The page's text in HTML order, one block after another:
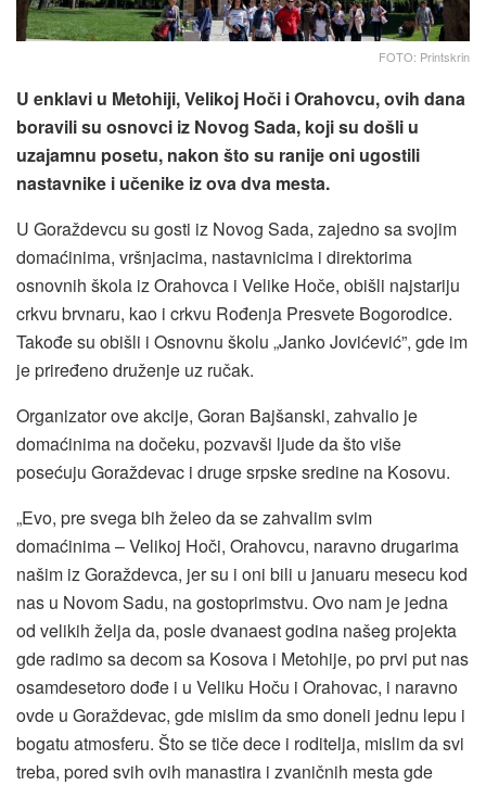
FOTO: Printskrin
U enklavi u Metohiji, Velikoj Hoči i Orahovcu, ovih dana
boravili su osnovci iz Novog Sada, koji su došli u
uzajamnu posetu, nakon što su ranije oni ugostili
nastavnike i učenike iz ova dva mesta.
U Goraždevcu su gosti iz Novog Sada, zajedno sa svojim
domaćinima, vršnjacima, nastavnicima i direktorima
osnovnih škola iz Orahovca i Velike Hoče, obišli najstariju
crkvu brvnaru, kao i crkvu Rođenja Presvete Bogorodice.
Takođe su obišli i Osnovnu školu „Janko Jovićević”, gde im
je priređeno druženje uz ručak.
Organizator ove akcije, Goran Bajšanski, zahvalio je
domaćinima na dočeku, pozvavši ljude da što više
posećuju Goraždevac i druge srpske sredine na Kosovu.
„Evo, pre svega bih želeo da se zahvalim svim
domaćinima – Velikoj Hoči, Orahovcu, naravno drugarima
našim iz Goraždevca, jer su i oni bili u januaru mesecu kod
nas u Novom Sadu, na gostoprimstvu. Ovo nam je jedna
od velikih želja da, posle dvanaest godina našeg projekta
gde radimo sa decom sa Kosova i Metohije, po prvi put nas
osamdesetoro dođe i u Veliku Hoču i Orahovac, i naravno
ovde u Goraždevac, gde mislim da smo doneli jednu lepu i
bogatu atmosferu. Što se tiče dece i roditelja, mislim da svi
treba, pored svih ovih manastira i zvaničnih mesta gde